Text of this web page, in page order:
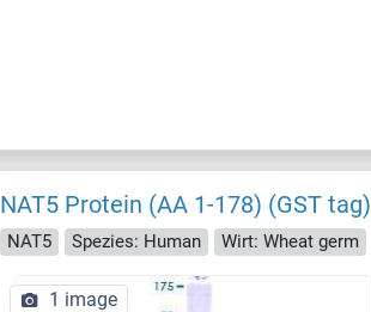
NAT5 Protein (AA 1-178) (GST tag)
NAT5 Spezies: Human Wirt: Wheat germ
1 image